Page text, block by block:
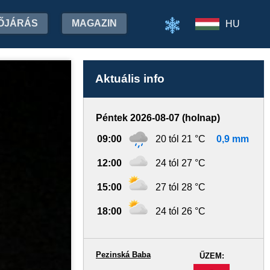
MAGAZIN HU
Aktuális info
Péntek 2026-08-07 (holnap)
09:00 20 tól 21 °C 0,9 mm
12:00 24 tól 27 °C
15:00 27 tól 28 °C
18:00 24 tól 26 °C
ŰZEM:
Pezinská Baba